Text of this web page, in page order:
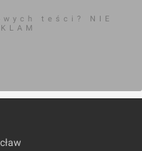
teści? NIE